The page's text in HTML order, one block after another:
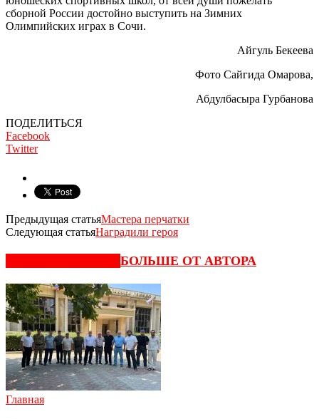
сборной России достойно выступить на Зимних
Олимпийских играх в Сочи.
Айгуль Бекеева
Фото Сайгида Омарова,
Абдулбасыра Гурбанова
ПОДЕЛИТЬСЯ
Facebook
Twitter
Предыдущая статьяМастера перчатки
Следующая статьяНаградили героя
БОЛЬШЕ ОТ АВТОРА
Главная